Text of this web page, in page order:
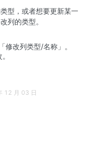
型，或者想要更新某一
列的类型。
修改列类型/名称」。
12 月 03 日